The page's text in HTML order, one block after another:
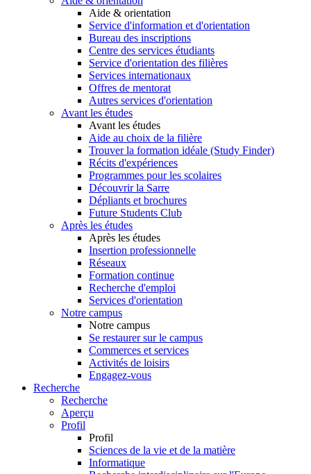
Aide & orientation
Service d'information et d'orientation
Bureau des inscriptions
Centre des services étudiants
Service d'orientation des filières
Services internationaux
Offres de mentorat
Autres services d'orientation
Avant les études
Avant les études
Aide au choix de la filière
Trouver la formation idéale (Study Finder)
Récits d'expériences
Programmes pour les scolaires
Découvrir la Sarre
Dépliants et brochures
Future Students Club
Après les études
Après les études
Insertion professionnelle
Réseaux
Formation continue
Recherche d'emploi
Services d'orientation
Notre campus
Notre campus
Se restaurer sur le campus
Commerces et services
Activités de loisirs
Engagez-vous
Recherche
Recherche
Aperçu
Profil
Profil
Sciences de la vie et de la matière
Informatique